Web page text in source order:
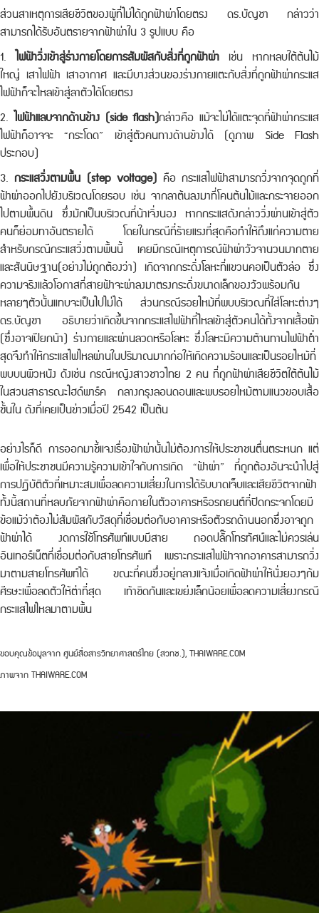
ส่วนสาเหตุการเสียชีวิตของผู้ที่ไม่ได้ถูกฟ้าผ่าโดยตรง ดร.บัญชา กล่าวว่า
สามารถได้รับอันตรายจากฟ้าผ่าใน 3 รูปแบบ คือ
1.ไฟฟ้าวิ่งเข้าสู่ร่างกายโดยการสัมผัสกับสิ่งที่ถูกฟ้าผ่า เช่น หากหลบใต้ต้นไม้
ใหญ่ เสาไฟฟ้า เสาอากาศ และมีบางส่วนของร่างกายแตะกับสิ่งที่ถูกฟ้าผ่ากระแส
ไฟฟ้าก็จะไหลเข้าสู่ลาตัวได้โดยตรง
2.ไฟฟ้าแลบจากด้านข้าง (side flash)กล่าวคือ แม้จะไม่ได้แตะจุดที่ฟ้าผ่ากระแส
ไฟฟ้าก็อาจจะ “กระโดด” เข้าสู่ตัวคนทางด้านข้างได้ (ดูภาพ Side Flash
ประกอบ)
3.กระแสวิ่งตามพื้น (step voltage) คือ กระแสไฟฟ้าสามารถวิ่งจากจุดถูกที่
ฟ้าผ่าออกไปยังบริเวณโดยรอบ เช่น จากลาต้นลงมาที่โคนต้นไม้และกระจายออก
ไปตามพื้นดิน ซึ่งมักเป็นบริเวณที่น้าเจิ่งนอง หากกระแสดังกล่าววิ่งผ่านเข้าสู่ตัว
คนก็ย่อมทาอันตรายได้ โดยในกรณีที่ร้ายแรงที่สุดคือทำให้ถึงแก่ความตาย
สำหรับกรณีกระแสวิ่งตามพื้นนี้ เคยมีกรณีเหตุการณ์ฟ้าผ่าวัวจานวนมากตาย
และสันนิษฐาน(อย่างไม่ถูกต้องว่า) เกิดจากกระดิ่งโลหะที่แขวนคอเป็นตัวล่อ ซึ่ง
ความจริงแล้วโอกาสที่สายฟ้าจะผ่าลงมาตรงกระดิ่งขนาดเล็กของวัวพร้อมกัน
หลายๆตัวนั้นแทบจะเป็นไปไม่ได้ ส่วนกรณีรอยไหม้ที่พบบริเวณที่ใส่โลหะต่างๆ
ดร.บัญชา อธิบายว่าเกิดขึ้นจากกระแสไฟฟ้าที่ไหลเข้าสู่ตัวคนได้ทั้งจากเสื้อผ้า
(ซึ่งอาจเปียกน้า) ร่างกายและผ่านลวดหรือโลหะ ซึ่งโลหะมีความต้านทานไฟฟ้าต่ำ
สุดจึงทำให้กระแสไฟไหลผ่านในปริมาณมากก่อให้เกิดความร้อนและเป็นรอยไหม้ที่
พบบนผิวหนัง ดังเช่น กรณีหญิงสาวชาวไทย 2 คน ที่ถูกฟ้าผ่าเสียชีวิตใต้ต้นไม้
ในสวนสาธารณะไฮด์พาร์ค กลางกรุงลอนดอนและพบรอยไหม้ตามแนวขอบเสื้อ
ชั้นใน ดังที่เคยเป็นข่าวเมื่อปี 2542 เป็นต้น
อย่างไรก็ดี การออกมาชี้แจงเรื่องฟ้าผ่านั้นไม่ต้องการให้ประชาชนตื่นตระหนก แต่
เพื่อให้ประชาชนมีความรู้ความเข้าใจกับการเกิด “ฟ้าผ่า” ที่ถูกต้องอันจะนำไปสู่
การปฏิบัติตัวที่เหมาะสมเพื่อลดความเสี่ยงในการได้รับบาดเจ็บและเสียชีวิตจากฟ้า
ทั้งนี้สถานที่หลบภัยจากฟ้าผ่าคือภายในตัวอาคารหรือรถยนต์ที่ปิดกระจกโดยมี
ข้อแม้ว่าต้องไม่สัมผัสกับวัสดุที่เชื่อมต่อกับอาคารหรือตัวรถด้านนอกซึ่งอาจถูก
ฟ้าผ่าได้ งดการใช้โทรศัพท์แบบมีสาย ถอดปลั๊กโทรทัศน์และไม่ควรเล่น
อินเทอร์เน็ตที่เชื่อมต่อกับสายโทรศัพท์ เพราะกระแสไฟฟ้าจากอาคารสามารถวิ่ง
มาตามสายโทรศัพท์ได้ ขณะที่คนซึ่งอยู่กลางแจ้งเมื่อเกิดฟ้าผ่าให้นั่งยองๆก้ม
ศีรษะเพื่อลดตัวให้ต่าที่สุด เท้าชิดกันและเขย่งเล็กน้อยเพื่อลดความเสี่ยงกรณี
กระแสไฟไหลมาตามพื้น
ขอบคุณข้อมูลจาก ศูนย์สื่อสารวิทยาศาสตร์ไทย (สวทช.), THAIWARE.COM
ภาพจาก THAIWARE.COM